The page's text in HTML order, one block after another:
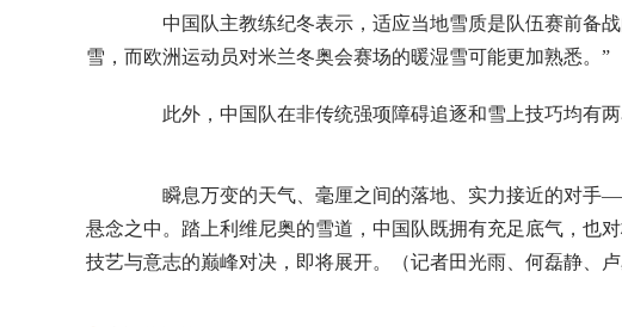
中国队主教练纪冬表示，适应当地雪质是队伍赛前备战
雪，而欧洲运动员对米兰冬奥会赛场的暖湿雪可能更加熟悉。”
此外，中国队在非传统强项障碍追逐和雪上技巧均有两
瞬息万变的天气、毫厘之间的落地、实力接近的对手
悬念之中。踏上利维尼奥的雪道，中国队既拥有充足底气，也
技艺与意志的巅峰对决，即将展开。（记者田光雨、何磊静、卢